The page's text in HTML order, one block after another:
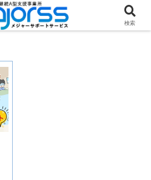
検索